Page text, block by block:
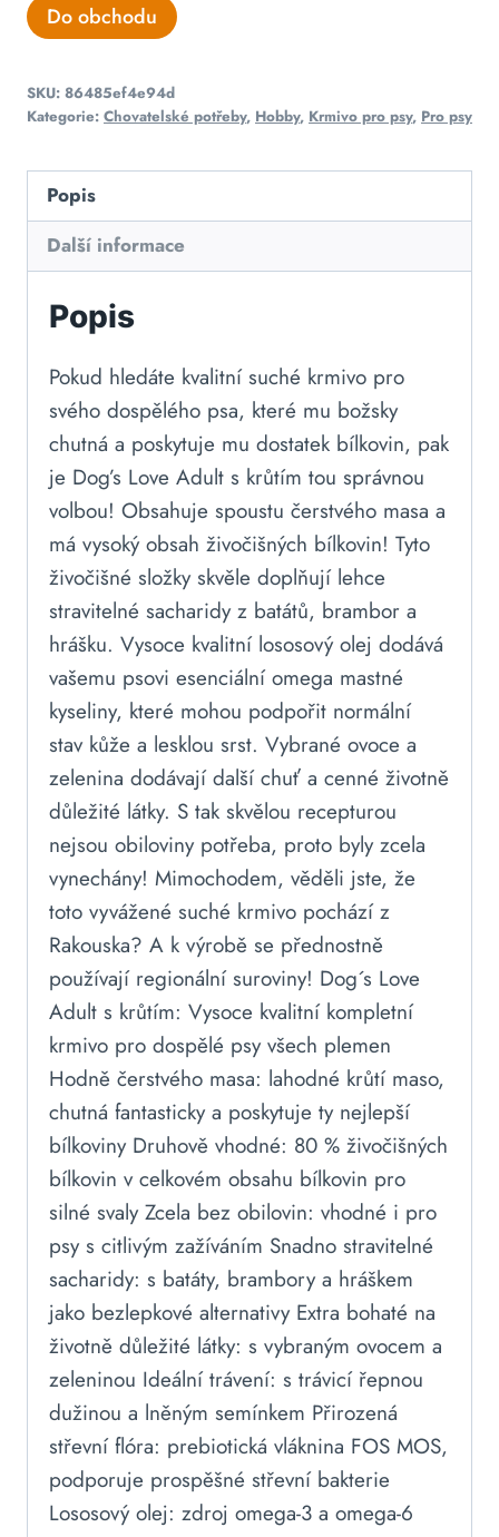
Do obchodu
SKU: 86485ef4e94d
Kategorie: Chovatelské potřeby, Hobby, Krmivo pro psy, Pro psy
Popis
Další informace
Popis
Pokud hledáte kvalitní suché krmivo pro
svého dospělého psa, které mu božsky
chutná a poskytuje mu dostatek bílkovin, pak
je Dog’s Love Adult s krůtím tou správnou
volbou! Obsahuje spoustu čerstvého masa a
má vysoký obsah živočišných bílkovin! Tyto
živočišné složky skvěle doplňují lehce
stravitelné sacharidy z batátů, brambor a
hrášku. Vysoce kvalitní lososový olej dodává
vašemu psovi esenciální omega mastné
kyseliny, které mohou podpořit normální
stav kůže a lesklou srst. Vybrané ovoce a
zelenina dodávají další chuť a cenné životně
důležité látky. S tak skvělou recepturou
nejsou obiloviny potřeba, proto byly zcela
vynechány! Mimochodem, věděli jste, že
toto vyvážené suché krmivo pochází z
Rakouska? A k výrobě se přednostně
používají regionální suroviny! Dog´s Love
Adult s krůtím: Vysoce kvalitní kompletní
krmivo pro dospělé psy všech plemen
Hodně čerstvého masa: lahodné krůtí maso,
chutná fantasticky a poskytuje ty nejlepší
bílkoviny Druhově vhodné: 80 % živočišných
bílkovin v celkovém obsahu bílkovin pro
silné svaly Zcela bez obilovin: vhodné i pro
psy s citlivým zažíváním Snadno stravitelné
sacharidy: s batáty, brambory a hráškem
jako bezlepkové alternativy Extra bohaté na
životně důležité látky: s vybraným ovocem a
zeleninou Ideální trávení: s trávicí řepnou
dužinou a lněným semínkem Přirozená
střevní flóra: prebiotická vláknina FOS MOS,
podporuje prospěšné střevní bakterie
Lososový olej: zdroj omega-3 a omega-6